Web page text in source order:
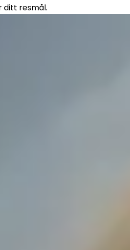
ditt resmål.